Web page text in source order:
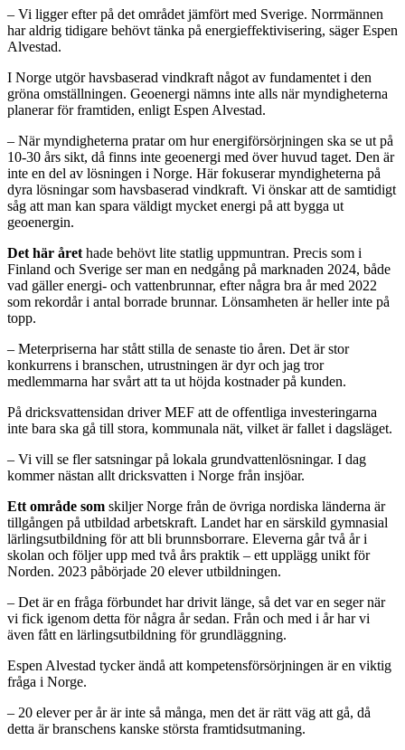
– Vi ligger efter på det området jämfört med Sverige. Norrmännen
har aldrig tidigare behövt tänka på energieffektivisering, säger Espen
Alvestad.
I Norge utgör havsbaserad vindkraft något av fundamentet i den
gröna omställningen. Geoenergi nämns inte alls när myndigheterna
planerar för framtiden, enligt Espen Alvestad.
– När myndigheterna pratar om hur energiförsörjningen ska se ut på
10-30 års sikt, då finns inte geoenergi med över huvud taget. Den är
inte en del av lösningen i Norge. Här fokuserar myndigheterna på
dyra lösningar som havsbaserad vindkraft. Vi önskar att de samtidigt
såg att man kan spara väldigt mycket energi på att bygga ut
geoenergin.
Det här året hade behövt lite statlig uppmuntran. Precis som i
Finland och Sverige ser man en nedgång på marknaden 2024, både
vad gäller energi- och vattenbrunnar, efter några bra år med 2022
som rekordår i antal borrade brunnar. Lönsamheten är heller inte på
topp.
– Meterpriserna har stått stilla de senaste tio åren. Det är stor
konkurrens i branschen, utrustningen är dyr och jag tror
medlemmarna har svårt att ta ut höjda kostnader på kunden.
På dricksvattensidan driver MEF att de offentliga investeringarna
inte bara ska gå till stora, kommunala nät, vilket är fallet i dagsläget.
– Vi vill se fler satsningar på lokala grundvattenlösningar. I dag
kommer nästan allt dricksvatten i Norge från insjöar.
Ett område som skiljer Norge från de övriga nordiska länderna är
tillgången på utbildad arbetskraft. Landet har en särskild gymnasial
lärlingsutbildning för att bli brunnsborrare. Eleverna går två år i
skolan och följer upp med två års praktik – ett upplägg unikt för
Norden. 2023 påbörjade 20 elever utbildningen.
– Det är en fråga förbundet har drivit länge, så det var en seger när
vi fick igenom detta för några år sedan. Från och med i år har vi
även fått en lärlingsutbildning för grundläggning.
Espen Alvestad tycker ändå att kompetensförsörjningen är en viktig
fråga i Norge.
– 20 elever per år är inte så många, men det är rätt väg att gå, då
detta är branschens kanske största framtidsutmaning.